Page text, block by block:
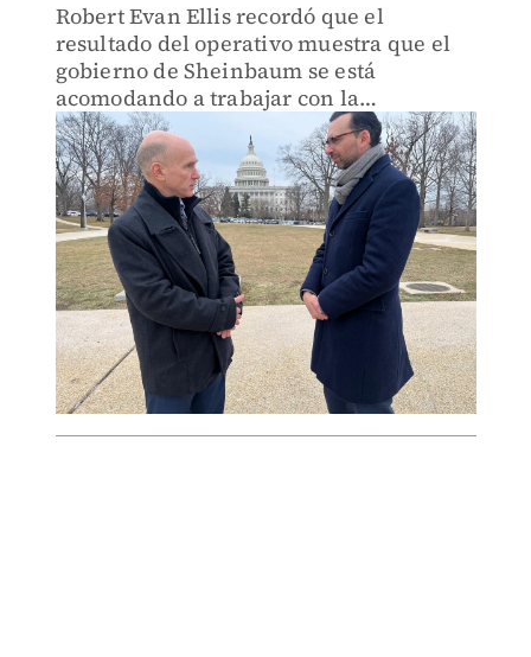
Robert Evan Ellis recordó que el
resultado del operativo muestra que el
gobierno de Sheinbaum se está
acomodando a trabajar con la
administración de Trump.